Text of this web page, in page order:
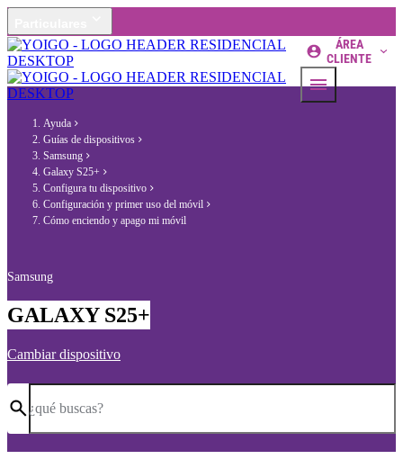
ÁREA
CLIENTE
Ayuda
Guías de dispositivos
Samsung
Galaxy S25+
Configura tu dispositivo
Configuración y primer uso del móvil
Cómo enciendo y apago mi móvil
Samsung
GALAXY S25+
Cambiar dispositivo
¿qué buscas?